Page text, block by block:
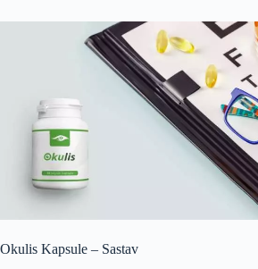
Okulis Kapsule – Sastav